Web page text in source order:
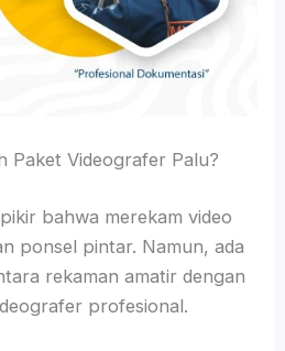
Paket Videografer Palu?
bahwa merekam video
ponsel pintar. Namun, ada
rekaman amatir dengan
profesional.